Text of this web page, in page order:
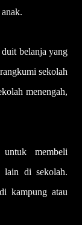
belanja yang
sekolah
menengah,
membeli
lain di sekolah.
kampung atau